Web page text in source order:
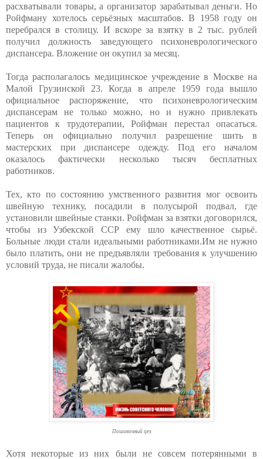
расхватывали товары, а организатор зарабатывал деньги. Но
Ройфману хотелось серьёзных масштабов. В 1958 году он
перебрался в столицу. И вскоре за взятку в 2 тыс. рублей
получил должность заведующего психоневрологического
диспансера. Вложение он окупил за месяц.
Тогда располагалось медицинское учреждение в Москве на
Малой Грузинской 23. Когда в апреле 1959 года вышло
официальное распоряжение, что психоневрологическим
диспансерам не только можно, но и нужно привлекать
пациентов к трудотерапии, Ройфман перестал опасаться.
Теперь он официально получил разрешение шить в
мастерских при диспансере одежду. Под его началом
оказалось фактически несколько тысяч бесплатных
работников.
Тех, кто по состоянию умственного развития мог освоить
швейную технику, посадили в полусырой подвал, где
установили швейные станки. Ройфман за взятки договорился,
чтобы из Узбекской ССР ему шло качественное сырьё.
Больные люди стали идеальными работниками.Им не нужно
было платить, они не предъявляли требования к улучшению
условий труда, не писали жалобы.
Пошивочный цех
Хотя некоторые из них были не совсем потерянными в